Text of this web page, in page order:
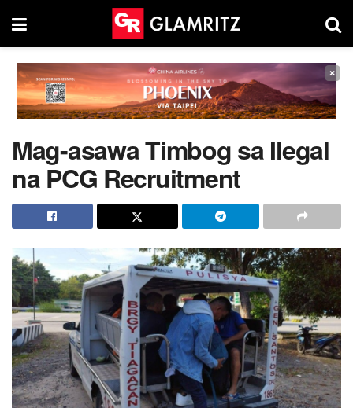
×
Mag-asawa Timbog sa Ilegal
na PCG Recruitment